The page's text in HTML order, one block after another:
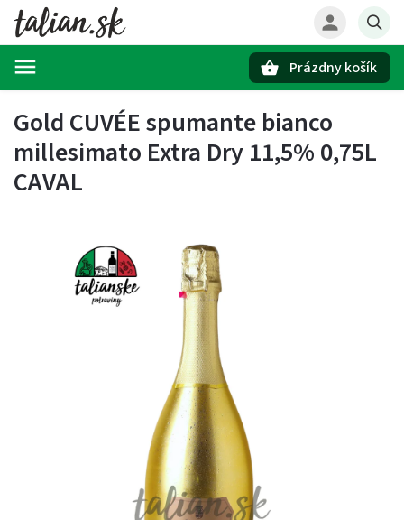
Prázdny košík
Gold CUVÉE spumante bianco
millesimato Extra Dry 11,5% 0,75L
CAVAL